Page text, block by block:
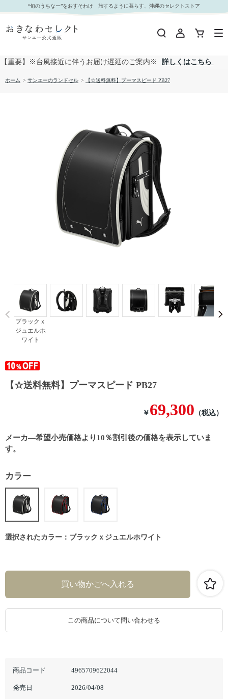
【☆送料無料】プーマスピード PB27｜おきなわセレクト サンエー公式通販
“旬のうちなー”をおすそわけ 旅するように暮らす、沖縄のセレクトストア
【重要】※台風接近に伴うお届け遅延のご案内※ 詳しくはこちら
ホーム > サンエーのランドセル > 【☆送料無料】プーマスピード PB27
ブラックｘ
ジュエルホ
ワイト
Prev
【☆送料無料】プーマスピード PB27
メーカ―希望小売価格より10％割引後の価格を表示していま
す。
￥ 69,300 （税込）
商品コード 4965709622044
発売日 2026/04/08
カラー
選択されたカラー：ブラックｘジュエルホワイト
この商品について問い合わせる